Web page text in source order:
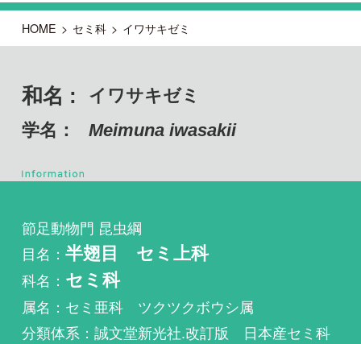
学名： Meimuna iwasakii
目名：半翅目 セミ上科
属名：セミ亜科 ツクツクボウシ属
分類体系：誠文堂新光社.改訂版 日本産セミ科
図鑑,2015